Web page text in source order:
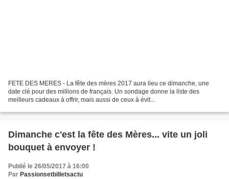
FETE DES MERES - La fête des mères 2017 aura lieu ce dimanche, une
date clé pour des millions de français. Un sondage donne la liste des
meilleurs cadeaux à offrir, mais aussi de ceux à évit...
Dimanche c'est la fête des Mères... vite un joli
bouquet à envoyer !
Publié le 26/05/2017 à 16:00
Par Passionsetbilletsactu